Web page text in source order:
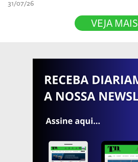
31/07/26
VEJA MAIS